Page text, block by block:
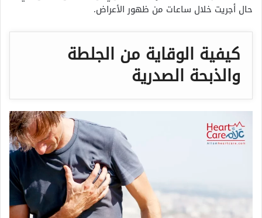
حال أجريت خلال ساعات من ظهور الأعراض.
كيفية الوقاية من الجلطة
والذبحة الصدرية